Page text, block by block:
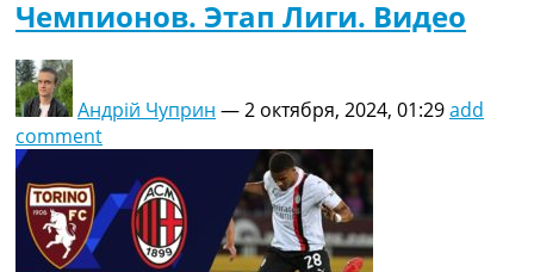
Чемпионов. Этап Лиги. Видео
Андрій Чуприн —2 октября, 2024, 01:29add
comment